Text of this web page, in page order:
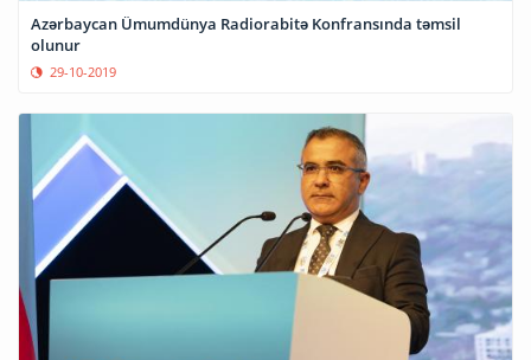
Azərbaycan Ümumdünya Radiorabitə Konfransında təmsil
olunur
29-10-2019